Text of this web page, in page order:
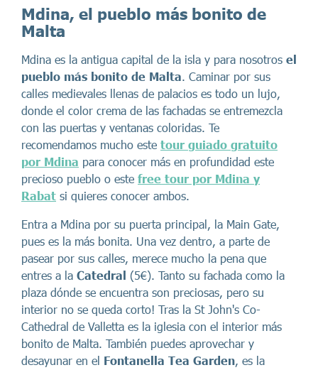
Mdina, el pueblo más bonito de
Malta
Mdina es la antigua capital de la isla y para nosotros el
pueblo más bonito de Malta. Caminar por sus
calles medievales llenas de palacios es todo un lujo,
donde el color crema de las fachadas se entremezcla
con las puertas y ventanas coloridas. Te
recomendamos mucho este tour guiado gratuito
por Mdina para conocer más en profundidad este
precioso pueblo o este free tour por Mdina y
Rabat si quieres conocer ambos.
Entra a Mdina por su puerta principal, la Main Gate,
pues es la más bonita. Una vez dentro, a parte de
pasear por sus calles, merece mucho la pena que
entres a la Catedral (5€). Tanto su fachada como la
plaza dónde se encuentra son preciosas, pero su
interior no se queda corto! Tras la St John's Co-
Cathedral de Valletta es la iglesia con el interior más
bonito de Malta. También puedes aprovechar y
desayunar en el Fontanella Tea Garden, es la